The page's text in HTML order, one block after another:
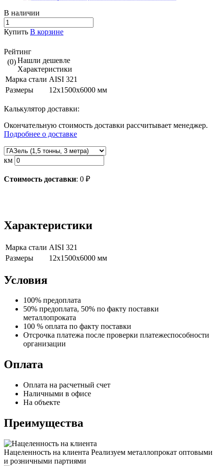
В наличии
Купить В корзине
Рейтинг
(0)Нашли дешевле
Характеристики
Марка стали AISI 321
Размеры
12х1500х6000 мм
Калькулятор доставки:
Окончательную стоимость доставки рассчитывает менеджер.
Подробнее о доставке
км
Стоимость доставки: 0 ₽
Характеристики
Марка стали AISI 321
Размеры
12х1500х6000 мм
Условия
100% предоплата
50% предоплата, 50% по факту поставки
металлопроката
100 % оплата по факту поставки
Отсрочка платежа после проверки платежеспособности
организации
Оплата
Оплата на расчетный счет
Наличными в офисе
На объекте
Преимущества
Нацеленность на клиента Реализуем металлопрокат оптовыми
и розничными партиями